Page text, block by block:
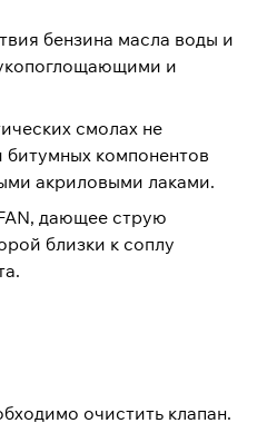
бензина масла воды и
и
смолах не
компонентов
акриловыми лаками.
дающее струю
близки к соплу
очистить клапан.